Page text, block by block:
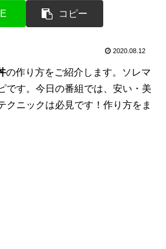
コピー
2020.08.12
の作り方をご紹介します。ソレマ
です。今日の番組では、安い・美
クニックは必見です！作り方をま